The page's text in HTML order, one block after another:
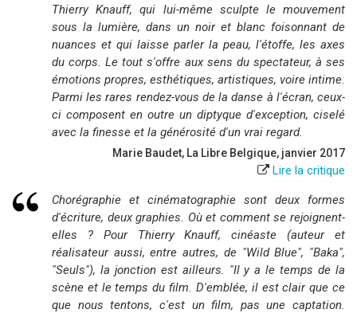
Thierry Knauff, qui lui-même sculpte le mouvement
sous la lumière, dans un noir et blanc foisonnant de
nuances et qui laisse parler la peau, l'étoffe, les axes
du corps. Le tout s'offre aux sens du spectateur, à ses
émotions propres, esthétiques, artistiques, voire intime.
Parmi les rares rendez-vous de la danse à l'écran, ceux-
ci composent en outre un diptyque d'exception, ciselé
avec la finesse et la générosité d'un vrai regard.
Marie Baudet, La Libre Belgique, janvier 2017
Lire la critique
Chorégraphie et cinématographie sont deux formes
d'écriture, deuxgraphies. Où et comment se rejoignent-
elles ? Pour Thierry Knauff, cinéaste (auteur et
réalisateur aussi, entre autres, de "Wild Blue", "Baka",
"Seuls"), la jonction est ailleurs. "Il y a le temps de la
scène et le temps du film. D'emblée, il est clair que ce
que nous tentons, c'est un film, pas une captation.